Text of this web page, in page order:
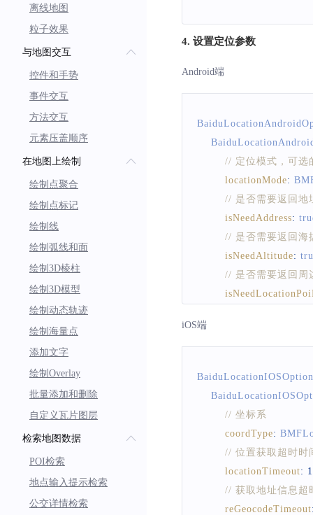
离线地图
粒子效果
与地图交互
控件和手势
事件交互
方法交互
元素压盖顺序
在地图上绘制
绘制点聚合
绘制点标记
绘制线
绘制弧线和面
绘制3D棱柱
绘制3D模型
绘制动态轨迹
绘制海量点
添加文字
绘制Overlay
批量添加和删除
自定义瓦片图层
检索地图数据
POI检索
地点输入提示检索
公交详情检索
4. 设置定位参数
Android端
// 定位模式，可选
locationMode:
// 是否需要返回地
isNeedAddress:
// 是否需要返回海
isNeedAltitude:
// 是否需要返回周
// 是否需要返回位
iOS端
BaiduLocationIOSOption
// 坐标系
coordType:
// 位置获取超时时
locationTimeout:
// 获取地址信息超
reGeocodeTimeout